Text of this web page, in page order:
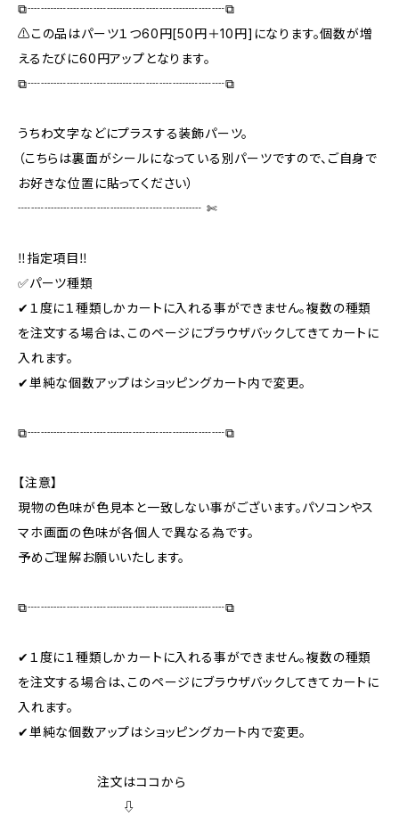
⧉┈┈┈┈┈┈┈┈┈┈┈┈┈┈┈⧉
⚠️この品はパーツ１つ60円[50円＋10円]になります。個数が増
えるたびに60円アップとなります。
⧉┈┈┈┈┈┈┈┈┈┈┈┈┈┈┈⧉
うちわ文字などにプラスする装飾パーツ。
（こちらは裏面がシールになっている別パーツですので、ご自身で
お好きな位置に貼ってください）
┈┈┈┈┈┈┈┈┈┈┈┈┈┈ ✄‬
‼️指定項目‼️
✅パーツ種類
✔１度に１種類しかカートに入れる事ができません。複数の種類
を注文する場合は、このページにブラウザバックしてきてカートに
入れます。
✔単純な個数アップはショッピングカート内で変更。
⧉┈┈┈┈┈┈┈┈┈┈┈┈┈┈┈⧉
【注意】
現物の色味が色見本と一致しない事がございます。パソコンやス
マホ画面の色味が各個人で異なる為です。
予めご理解お願いいたします。
⧉┈┈┈┈┈┈┈┈┈┈┈┈┈┈┈⧉
✔１度に１種類しかカートに入れる事ができません。複数の種類
を注文する場合は、このページにブラウザバックしてきてカートに
入れます。
✔単純な個数アップはショッピングカート内で変更。
注文はココから
⇩